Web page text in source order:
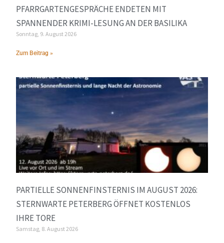
PFARRGARTENGESPRÄCHE ENDETEN MIT
SPANNENDER KRIMI-LESUNG AN DER BASILIKA
Sonntag, 9. August 2026
Zum Beitrag »
PARTIELLE SONNENFINSTERNIS IM AUGUST 2026:
STERNWARTE PETERBERG ÖFFNET KOSTENLOS
IHRE TORE
Samstag, 8. August 2026